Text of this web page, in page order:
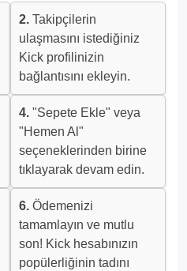
2. Takipçilerin
ulaşmasını istediğiniz
Kick profilinizin
bağlantısını ekleyin.
4. "Sepete Ekle" veya
"Hemen Al"
seçeneklerinden birine
tıklayarak devam edin.
6. Ödemenizi
tamamlayın ve mutlu
son! Kick hesabınızın
popülerliğinin tadını